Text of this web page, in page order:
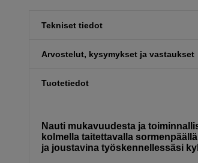
Tekniset tiedot
Arvostelut, kysymykset ja vastaukset
Tuotetiedot
Nauti mukavuudesta ja
kolmella taitettavalla
ja joustavina työskennellessäsi